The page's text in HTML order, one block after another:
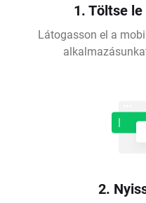
1. Töltse
Látogasson el a
2.